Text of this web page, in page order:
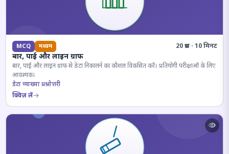
MCQ मध्यम 20 प्रश्न · 10 मिनट
बार, पाई और लाइन ग्राफ
बार, पाई और लाइन ग्राफ से डेटा निकालने का कौशल विकसित करें। प्रतियोगी परीक्षाओं के लिए
आवश्यक।
डेटा व्याख्या प्रश्नोत्तरी
क्विज़ लें